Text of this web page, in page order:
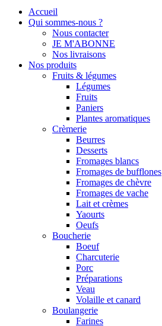
Accueil
Qui sommes-nous ?
Nous contacter
JE M'ABONNE
Nos livraisons
Nos produits
Fruits & légumes
Légumes
Fruits
Paniers
Plantes aromatiques
Crèmerie
Beurres
Desserts
Fromages blancs
Fromages de bufflones
Fromages de chèvre
Fromages de vache
Lait et crèmes
Yaourts
Oeufs
Boucherie
Boeuf
Charcuterie
Porc
Préparations
Veau
Volaille et canard
Boulangerie
Farines